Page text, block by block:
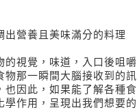
營養且美味滿分的料理
的視覺，味道，入口後咀嚼
那一瞬間大腦接收到的訊
也因此，如果能了解各種食
作用，呈現出我們想要的